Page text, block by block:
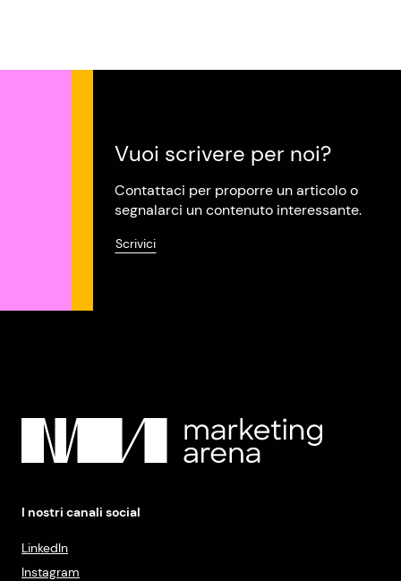
Vuoi scrivere per noi?
Contattaci per proporre un articolo o
segnalarci un contenuto interessante.
Scrivici
I nostri canali social
LinkedIn
Instagram